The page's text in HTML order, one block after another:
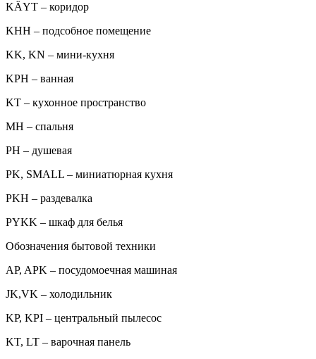
KÄYT – коридор
KHH – подсобное помещение
KK, KN – мини-кухня
KPH – ванная
KT – кухонное пространство
MH – спальня
PH – душевая
PK, SMALL – миниатюрная кухня
PKH – раздевалка
PYKK – шкаф для белья
Обозначения бытовой техники
AP, APK – посудомоечная машиная
JK,VK – холодильник
KP, KPI – центральный пылесос
KT, LT – варочная панель